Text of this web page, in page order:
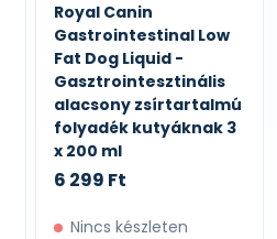
Royal Canin
Gastrointestinal Low
Fat Dog Liquid -
Gasztrointesztinális
alacsony zsírtartalmú
folyadék kutyáknak 3
x 200 ml
6 299 Ft
Nincs készleten